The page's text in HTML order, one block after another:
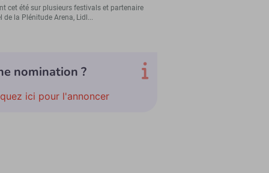
cet été sur plusieurs festivals et partenaire
de la Plénitude Arena, Lidl...
nomination ?
ici pour l'annoncer